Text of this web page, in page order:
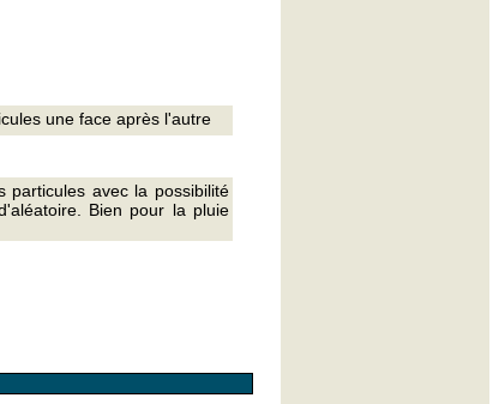
une face après l'autre
particules avec la possibilité
Bien pour la pluie